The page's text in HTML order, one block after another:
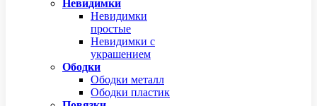
Невидимки
Невидимки
простые
Невидимки с
украшением
Ободки
Ободки металл
Ободки пластик